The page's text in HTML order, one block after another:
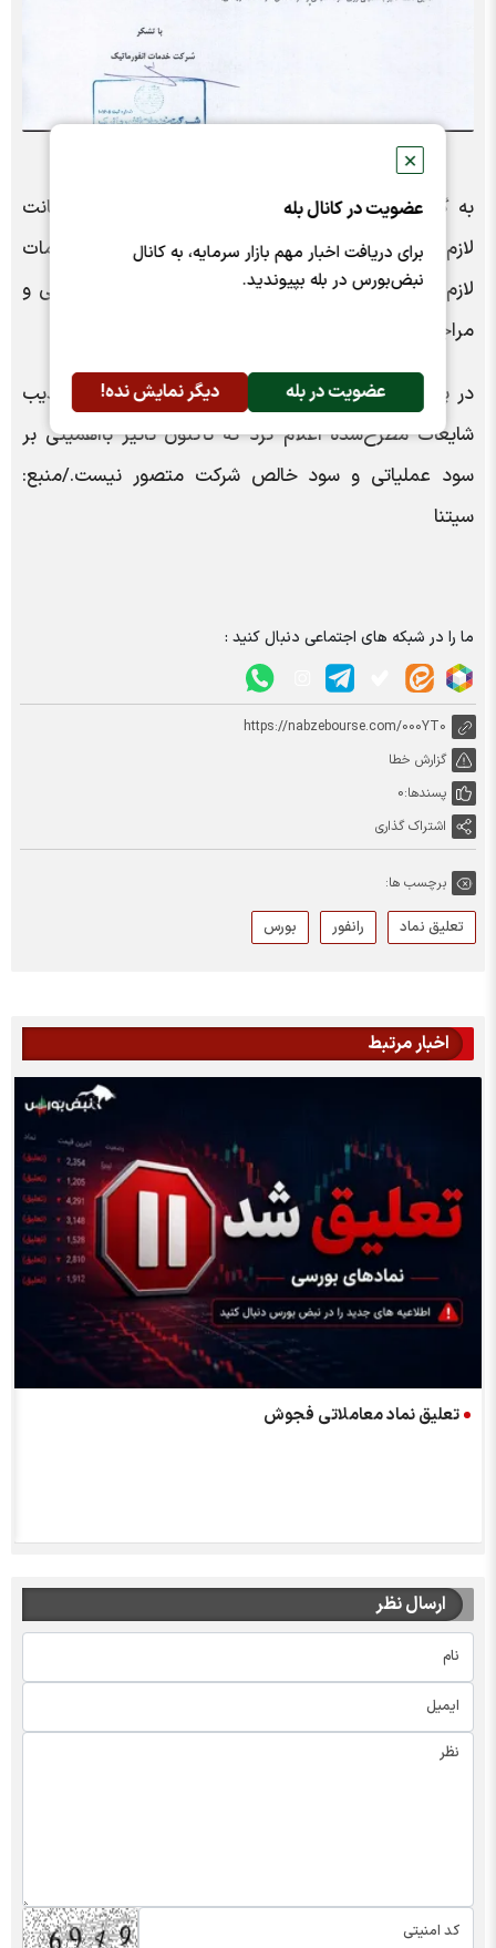
✕
عضویت در کانال بله
برای دریافت اخبار مهم بازار سرمایه، به کانال
نبض‌بورس در بله بپیوندید.
عضویت در بله دیگر نمایش نده!
به گفته این شرکت، با تلاش مستمر متخصصان، صیانت
لازم از اطلاعات مشتریان و بانک‌ها انجام شده و اقدامات
لازم نیز متناسب با پیشرفت عملیات از طریق رسانه ملی و
مراجع ذی‌صلاح به اطلاع عموم رسیده است.
در پایان این نامه، شرکت خدمات انفورماتیک ضمن تکذیب
شایعات مطرح‌شده اعلام کرد که تاکنون تأثیر بااهمیتی بر
سود عملیاتی و سود خالص شرکت متصور نیست./منبع:
سیتنا
ما را در شبکه های اجتماعی دنبال کنید :
https://nabzebourse.com/000YT0
گزارش خطا
پسندها:0
اشتراک گذاری
برچسب ها:
تعلیق نماد رانفور بورس
اخبار مرتبط
تعليق نماد معاملاتي فجوش
ارسال نظر